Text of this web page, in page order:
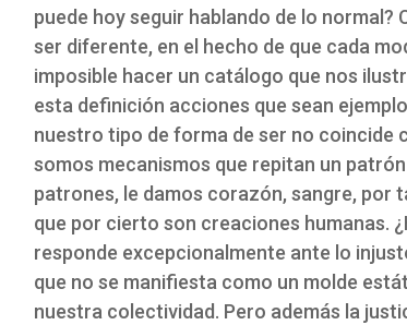
puede hoy seguir hablando de lo normal?
ser diferente, en el hecho de que cada
imposible hacer un catálogo que nos
esta definición acciones que sean
nuestro tipo de forma de ser no coincide
somos mecanismos que repitan un
patrones, le damos corazón, sangre, por
que por cierto son creaciones humanas.
responde excepcionalmente ante lo
que no se manifiesta como un molde
nuestra colectividad. Pero además la